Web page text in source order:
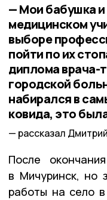
— Мои бабушка
медицинском
выборе
пойти по их
диплома врача-
городской
набирался в
ковида, это
рассказал
После
в Мичуринск, но
работы на село